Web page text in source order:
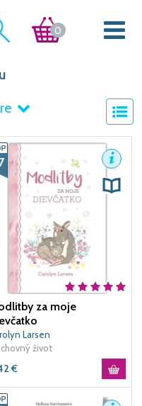
0
za moje
Larsen
život
€